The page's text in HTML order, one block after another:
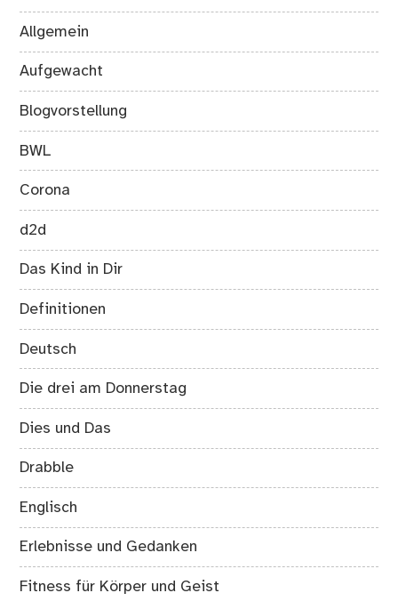
Allgemein
Aufgewacht
Blogvorstellung
BWL
Corona
d2d
Das Kind in Dir
Definitionen
Deutsch
Die drei am Donnerstag
Dies und Das
Drabble
Englisch
Erlebnisse und Gedanken
Fitness für Körper und Geist